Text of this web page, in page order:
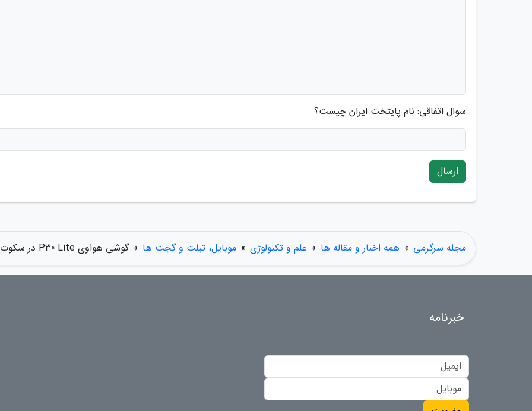
سوال اتفاقی: نام پایتخت ایران چیست؟
ارسال
مجله سرگرمی » همه اخبار و مقاله ها » علم و تکنولوژی » موبایل، تبلت و گجت ها » گوشی هواوی P30 Lite در سکوت خبری معرفی گردید
خبرنامه